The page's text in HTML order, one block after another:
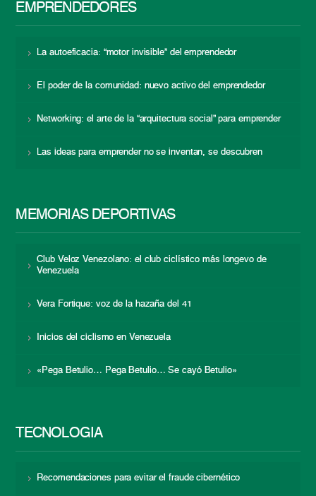
EMPRENDEDORES
La autoeficacia: “motor invisible” del emprendedor
El poder de la comunidad: nuevo activo del emprendedor
Networking: el arte de la “arquitectura social” para emprender
Las ideas para emprender no se inventan, se descubren
MEMORIAS DEPORTIVAS
Club Veloz Venezolano: el club ciclístico más longevo de
Venezuela
Vera Fortique: voz de la hazaña del 41
Inicios del ciclismo en Venezuela
«Pega Betulio… Pega Betulio… Se cayó Betulio»
TECNOLOGÍA
Recomendaciones para evitar el fraude cibernético